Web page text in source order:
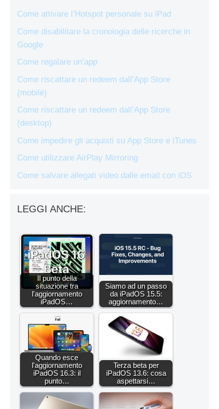
Come attivare l’Hotspot personale su iPad
Come disabilitare la cronologia delle ricerche in
Google
Come regalare un’app
Come riscattare un redeem dall’App Store
(mobile)
Come riscattare un redeem dall’App Store
(desktop)
Come impedire gli acquisti su App Store e iTunes
Come utilizzare AirPlay Mirroring
Come salvare allegati video dalle email con iOS
LEGGI ANCHE:
Il punto della
situazione tra
l'aggiornamento
iPadOS…
Siamo ad un passo
da iPadOS 15.5:
aggiornamento…
Quando esce
l'aggiornamento
iPadOS 16.3: il
punto…
Terza beta per
iPadOS 13.6: cosa
aspettarsi…